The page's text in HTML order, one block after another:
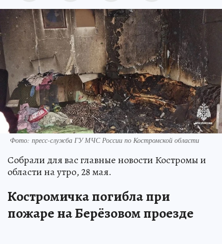
Фото: пресс-служба ГУ МЧС России по Костромской области
Собрали для вас главные новости Костромы и
области на утро, 28 мая.
Костромичка погибла при
пожаре на Берёзовом проезде